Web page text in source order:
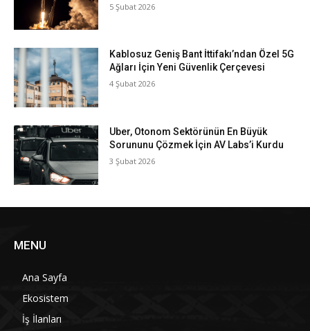
5 Şubat 2026
Kablosuz Geniş Bant İttifakı’ndan Özel 5G
Ağları İçin Yeni Güvenlik Çerçevesi
4 Şubat 2026
Uber, Otonom Sektörünün En Büyük
Sorununu Çözmek İçin AV Labs’i Kurdu
3 Şubat 2026
MENU
Ana Sayfa
Ekosistem
İş İlanları